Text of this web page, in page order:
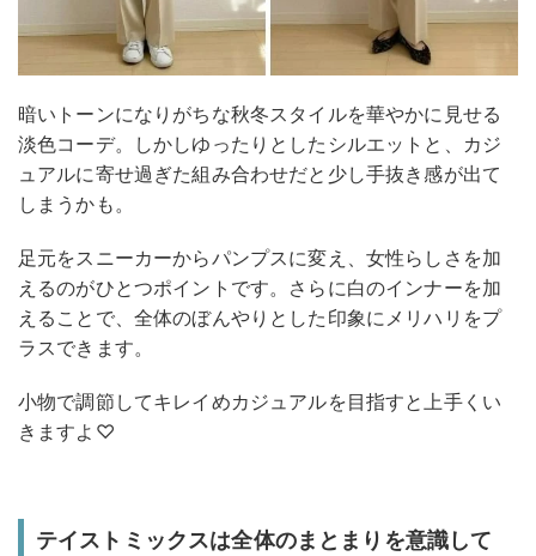
暗いトーンになりがちな秋冬スタイルを華やかに見せる
淡色コーデ。しかしゆったりとしたシルエットと、カジ
ュアルに寄せ過ぎた組み合わせだと少し手抜き感が出て
しまうかも。
足元をスニーカーからパンプスに変え、女性らしさを加
えるのがひとつポイントです。さらに白のインナーを加
えることで、全体のぼんやりとした印象にメリハリをプ
ラスできます。
小物で調節してキレイめカジュアルを目指すと上手くい
きますよ♡
テイストミックスは全体のまとまりを意識して